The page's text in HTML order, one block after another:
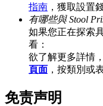
BTC 專享獎勵
充值並交易BTC
指南 ，獲取設置
有哪些與 Stool
如果您正在探索
看：
欲了解更多詳情
頁面 ，按類別或
免责声明